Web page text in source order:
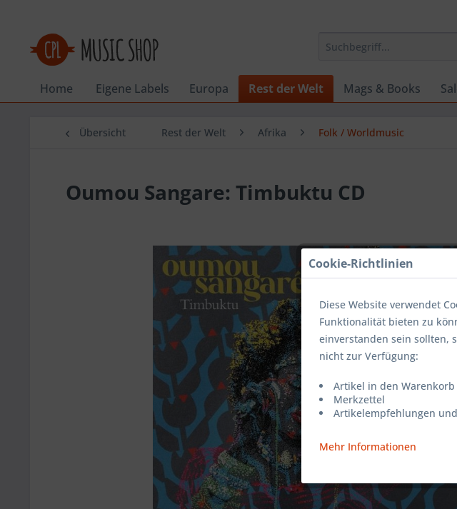
Home Eigene Labels Europa Rest der Welt Mags & Books
Übersicht Rest der Welt Afrika Folk / Worldmusic
Oumou Sangare: Timbuktu CD
Cookie-Richtlinien
Diese Website verwendet
Funktionalität bieten zu
einverstanden sein sollten,
nicht zur Verfügung:
Artikel in den Warenkorb
Merkzettel
Artikelempfehlungen
Mehr Informationen